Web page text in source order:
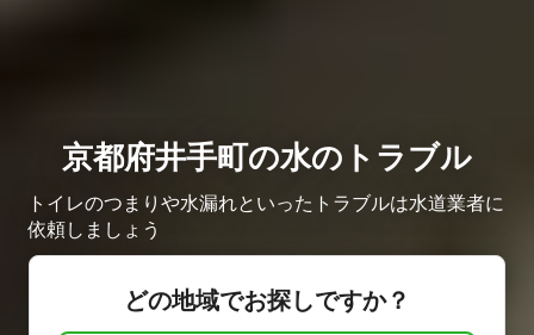
京都府井手町の水のトラブル
トイレのつまりや水漏れといったトラブルは水道業者に
依頼しましょう
どの地域でお探しですか？